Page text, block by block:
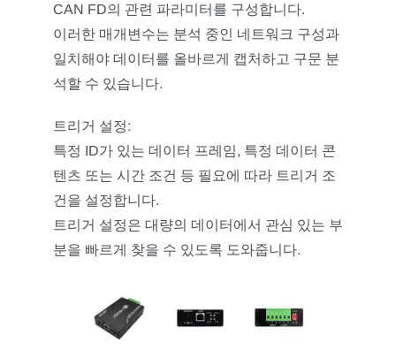
CAN FD의 관련 파라미터를 구성합니다.
이러한 매개변수는 분석 중인 네트워크 구성과
일치해야 데이터를 올바르게 캡처하고 구문 분
석할 수 있습니다.
트리거 설정:
특정 ID가 있는 데이터 프레임, 특정 데이터 콘
텐츠 또는 시간 조건 등 필요에 따라 트리거 조
건을 설정합니다.
트리거 설정은 대량의 데이터에서 관심 있는 부
분을 빠르게 찾을 수 있도록 도와줍니다.